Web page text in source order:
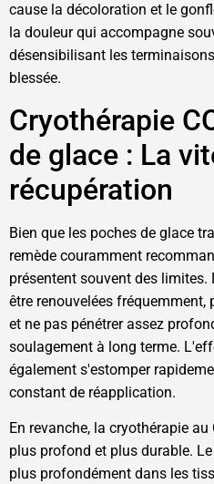
cause la décoloration et le
la douleur qui accompagne
désensibilisant les
blessée.
Cryothérapie
de glace : La
récupération
Bien que les poches de glace
remède couramment
présentent souvent des
être renouvelées
et ne pas pénétrer assez
soulagement à long terme.
également s'estomper
constant de réapplication.
En revanche, la cryothérapie
plus profond et plus durable.
plus profondément dans les